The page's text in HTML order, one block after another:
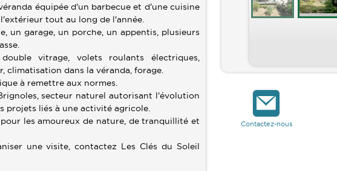
équipée d'un barbecue et d'une cuisine
tout au long de l'année.
un garage, un porche, un appentis, plusieurs
vitrage, volets roulants électriques,
climatisation dans la véranda, forage.
à remettre aux normes.
secteur naturel autorisant l'évolution
projets liés à une activité agricole.
les amoureux de nature, de tranquillité et
une visite, contactez Les Clés du Soleil
Contactez-nous